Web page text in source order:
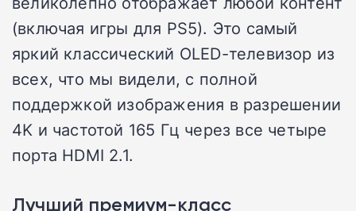
(включая игры для PS5). Это самый
яркий классический OLED-телевизор из
всех, что мы видели, с полной
поддержкой изображения в разрешении
4K и частотой 165 Гц через все четыре
порта HDMI 2.1.
Лучший премиум-класс